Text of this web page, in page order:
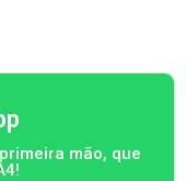
mão, que